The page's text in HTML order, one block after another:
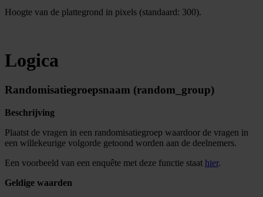
Hoogte van de plattegrond in pixels (standaard: 300).
Logica
Randomisatiegroepsnaam (random_group)
Beschrijving
Plaatst de vragen in een randomisatiegroep waardoor de vragen in
een willekeurige volgorde getoond worden aan de deelnemers.
Een voorbeeld van een enquête met deze functie staat hier.
Geldige waarden